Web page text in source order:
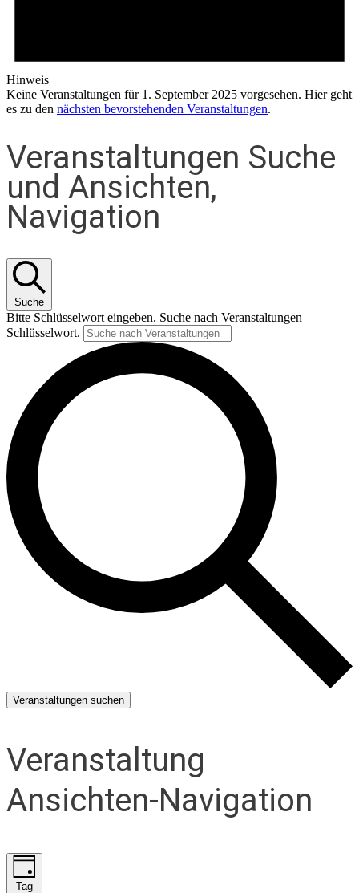
Hinweis
Keine Veranstaltungen für 1. September 2025 vorgesehen. Hier geht
es zu den nächsten bevorstehenden Veranstaltungen.
Veranstaltungen Suche
und Ansichten,
Navigation
Suche
Bitte Schlüsselwort eingeben. Suche nach Veranstaltungen
Schlüsselwort.
Veranstaltungen suchen
Veranstaltung
Ansichten-Navigation
Tag